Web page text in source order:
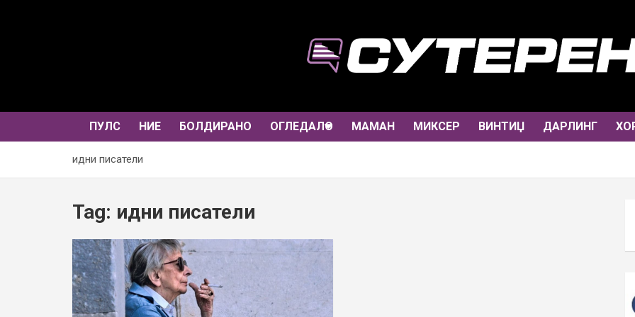
ПУЛС НИЕ БОЛДИРАНО ОГЛЕДАЛО МАМАН МИКСЕР ВИНТИЏ ДАРЛИНГ
идни писатели
Tag: идни писатели